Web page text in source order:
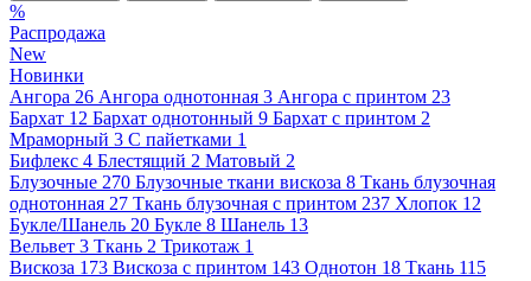
%
Распродажа
New
Новинки
Ангора 26 Ангора однотонная 3 Ангора с принтом 23
Бархат 12 Бархат однотонный 9 Бархат с принтом 2
Мраморный 3 С пайетками 1
Бифлекс 4 Блестящий 2 Матовый 2
Блузочные 270 Блузочные ткани вискоза 8 Ткань блузочная
однотонная 27 Ткань блузочная с принтом 237 Хлопок 12
Букле/Шанель 20 Букле 8 Шанель 13
Вельвет 3 Ткань 2 Трикотаж 1
Вискоза 173 Вискоза с принтом 143 Однотон 18 Ткань 115